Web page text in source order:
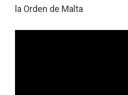
la Orden de Malta